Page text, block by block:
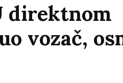
direktnom
vozač,